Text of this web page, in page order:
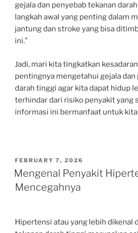
gejala dan penyebab tekanan
langkah awal yang penting dalam
jantung dan stroke yang bisa
ini.”
Jadi, mari kita tingkatkan
pentingnya mengetahui gejala dan
darah tinggi agar kita dapat hidup
terhindar dari risiko penyakit yang
informasi ini bermanfaat untuk
POSTED
ON
FEBRUARY 7, 2026
Mengenal Penyakit
Mencegahnya
Hipertensi atau yang lebih dikenal